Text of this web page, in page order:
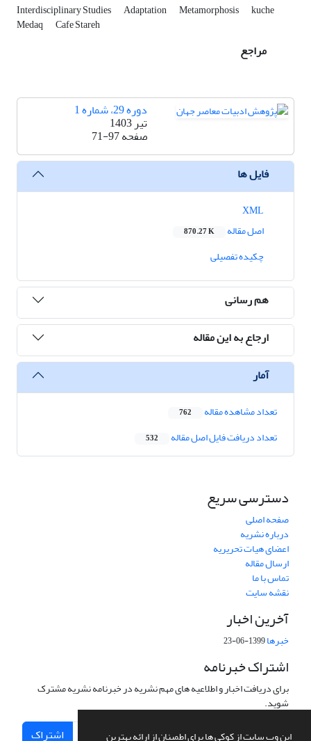
این وب سایت از کوکی ها برای اطمینان از ارائه بهترین
Interdisciplinary Studies Adaptation Metamorphosis kuche
Medaq Cafe Stareh
مراجع
دوره 29، شماره 1
تیر 1403
صفحه71-97
فایل ها
اصل مقاله
870.27 K
چکیده تفصیلی
هم رسانی
ارجاع به این مقاله
آمار
تعداد مشاهده مقاله 762
تعداد دریافت فایل اصل مقاله 532
دسترسی سریع
صفحه اصلی
درباره نشریه
اعضای هیات تحریریه
ارسال مقاله
تماس با ما
نقشه سایت
آخرین اخبار
خبرها1399-06-23
اشتراک خبرنامه
برای دریافت اخبار و اطلاعیه های مهم نشریه در خبرنامه نشریه مشترک
شوید.
اشتراک